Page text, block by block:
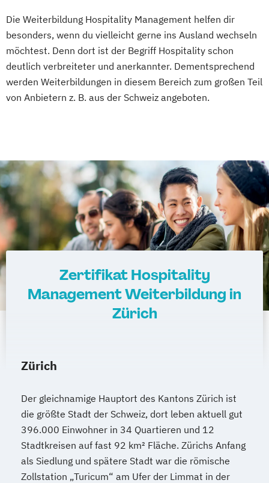
Die Weiterbildung Hospitality Management helfen dir
besonders, wenn du vielleicht gerne ins Ausland wechseln
möchtest. Denn dort ist der Begriff Hospitality schon
deutlich verbreiteter und anerkannter. Dementsprechend
werden Weiterbildungen in diesem Bereich zum großen Teil
von Anbietern z. B. aus der Schweiz angeboten.
Zertifikat Hospitality
Management Weiterbildung in
Zürich
Zürich
Der gleichnamige Hauptort des Kantons Zürich ist
die größte Stadt der Schweiz, dort leben aktuell gut
396.000 Einwohner in 34 Quartieren und 12
Stadtkreisen auf fast 92 km² Fläche. Zürichs Anfang
als Siedlung und spätere Stadt war die römische
Zollstation „Turicum“ am Ufer der Limmat in der